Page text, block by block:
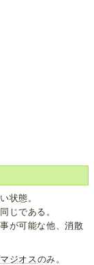
状態。
じである。
が可能な他、消散
ジオス のみ。